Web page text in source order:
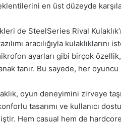
en üst düzeyde
de SteelSeries Rival
aracılığıyla
ayarları gibi birçok
tanır. Bu sayede, her
oyun deneyimini zirveye
tasarımı ve kullanıcı
Hem casual hem de